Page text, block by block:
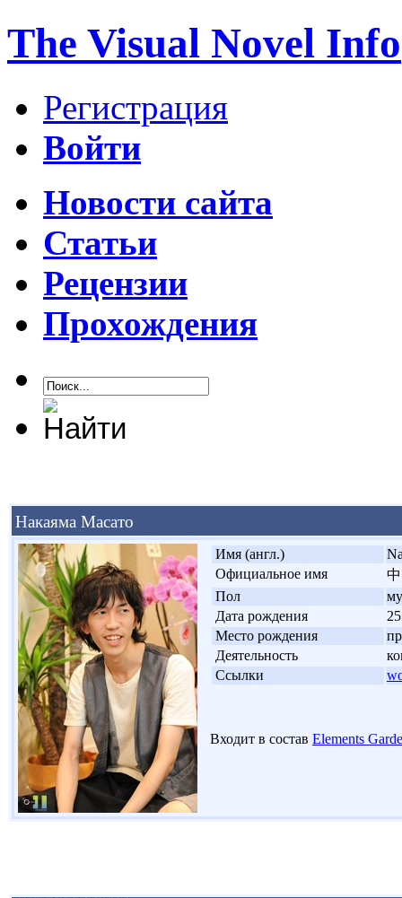
The Visual Novel Info
Регистрация
Войти
Новости сайта
Статьи
Рецензии
Прохождения
Накаяма Масато
Имя (англ.)
Официальное имя
Пол
Дата рождения
Место рождения
Деятельность
Ссылки
Входит в состав Elements